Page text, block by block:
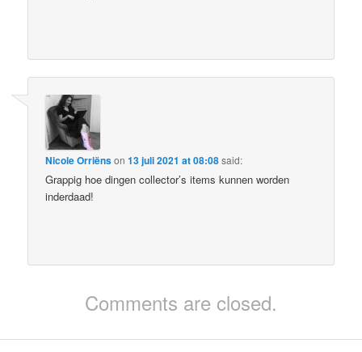
Nicole Orriënson13 juli 2021 at 08:08said:
Grappig hoe dingen collector’s items kunnen worden
inderdaad!
Comments are closed.